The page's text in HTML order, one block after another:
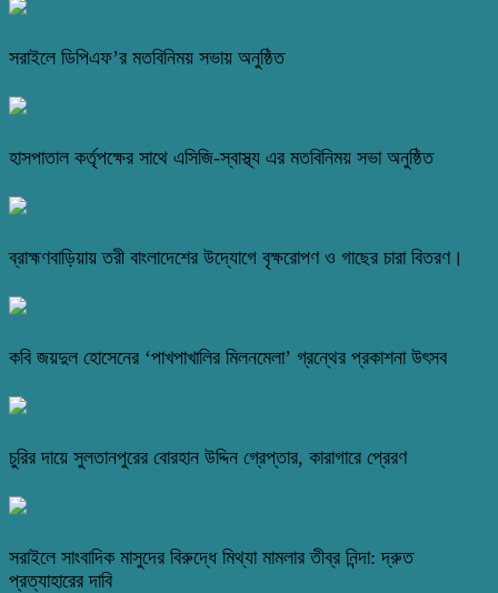
সরাইলে ডিপিএফ’র মতবিনিময় সভায় অনুষ্ঠিত
হাসপাতাল কর্তৃপক্ষের সাথে এসিজি-স্বাস্থ্য এর মতবিনিময় সভা অনুষ্ঠিত
ব্রাহ্মণবাড়িয়ায় তরী বাংলাদেশের উদ্যোগে বৃক্ষরোপণ ও গাছের চারা বিতরণ।
কবি জয়দুল হোসেনের ‘পাখপাখালির মিলনমেলা’ গ্রন্থের প্রকাশনা উৎসব
চুরির দায়ে সুলতানপুরের বোরহান উদ্দিন গ্রেপ্তার, কারাগারে প্রেরণ
সরাইলে সাংবাদিক মাসুদের বিরুদ্ধে মিথ্যা মামলার তীব্র নিন্দা: দ্রুত
প্রত্যাহারের দাবি